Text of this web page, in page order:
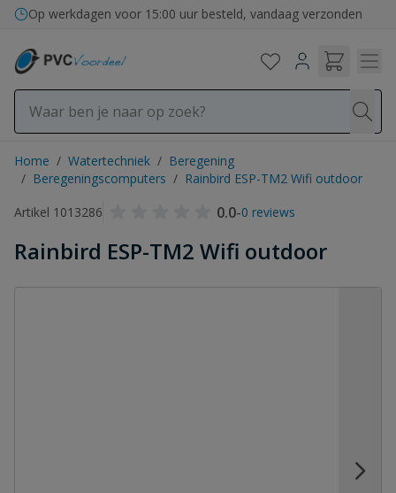
Ga naar de inhoud
Bezorging in binnen- en buitenland
Home / Watertechniek / Beregening
/ Beregeningscomputers / Rainbird ESP-TM2 Wifi outdoor
Artikel 1013286
0.0-0 reviews
Rainbird ESP-TM2 Wifi outdoor